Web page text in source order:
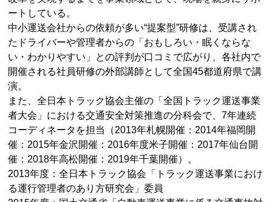
ートしている。
中小運送会社からの依頼が多い“提案型”研修は、受講され
たドライバーや管理者からの「おもしろい・眠くならな
い・わかりやすい」との評判が口コミで広がり、各社内で
開催される社員研修の外部講師として全国45都道府県で講
演。
また、全日本トラック協会主催の「全国トラック運送事業
者大会」における交通安全対策推進の分科会で、7年連続
コーディネータを担当（2013年札幌開催：2014年福岡開
催：2015年金沢開催：2016年度米子開催：2017年仙台開
催：2018年高松開催：2019年千葉開催）。
2013年度：全日本トラック協会「トラック運送事業におけ
る運行管理者のあり方研究会」委員